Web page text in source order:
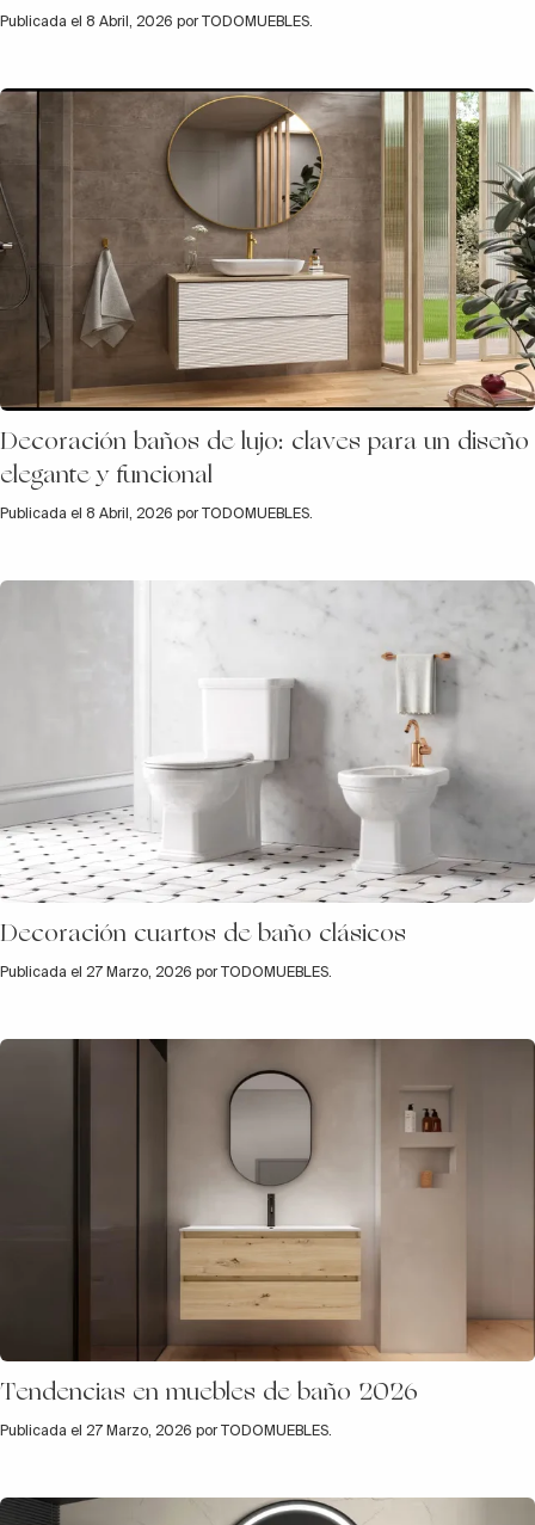
Publicada el 8 Abril, 2026 por TODOMUEBLES.
Decoración baños de lujo: claves para un diseño
elegante y funcional
Publicada el 8 Abril, 2026 por TODOMUEBLES.
Decoración cuartos de baño clásicos
Publicada el 27 Marzo, 2026 por TODOMUEBLES.
Tendencias en muebles de baño 2026
Publicada el 27 Marzo, 2026 por TODOMUEBLES.